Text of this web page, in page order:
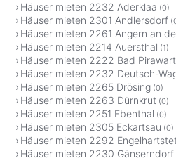
Häuser mieten 2232 Aderklaa (0)
Häuser mieten 2301 Andlersdorf
Häuser mieten 2261 Angern an
Häuser mieten 2214 Auersthal (1)
Häuser mieten 2222 Bad
Häuser mieten 2232 Deutsch-
Häuser mieten 2265 Drösing (0)
Häuser mieten 2263 Dürnkrut (0)
Häuser mieten 2251 Ebenthal (0)
Häuser mieten 2305 Eckartsau (0)
Häuser mieten 2292
Häuser mieten 2230 Gänserndorf